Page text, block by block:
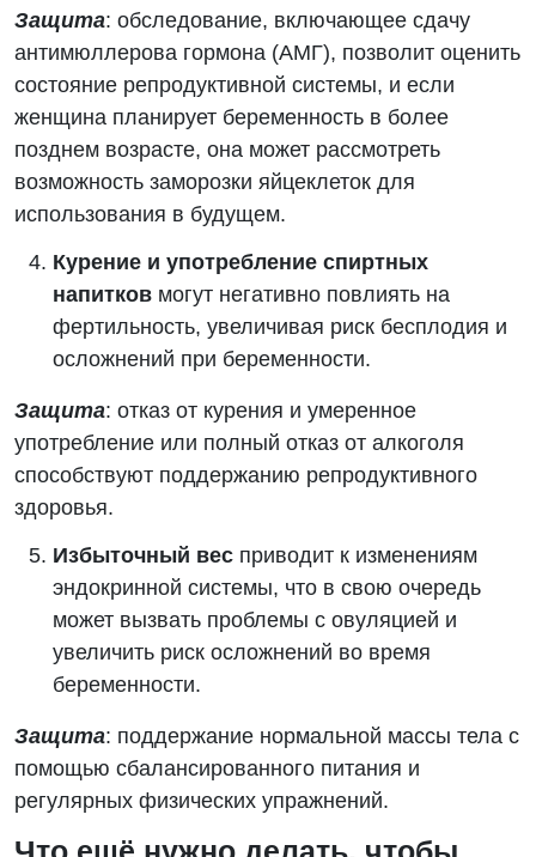
Защита: обследование, включающее сдачу
антимюллерова гормона (АМГ), позволит оценить
состояние репродуктивной системы, и если
женщина планирует беременность в более
позднем возрасте, она может рассмотреть
возможность заморозки яйцеклеток для
использования в будущем.
Курение и употребление спиртных
напитков могут негативно повлиять на
фертильность, увеличивая риск бесплодия и
осложнений при беременности.
Защита: отказ от курения и умеренное
употребление или полный отказ от алкоголя
способствуют поддержанию репродуктивного
здоровья.
Избыточный вес приводит к изменениям
эндокринной системы, что в свою очередь
может вызвать проблемы с овуляцией и
увеличить риск осложнений во время
беременности.
Защита: поддержание нормальной массы тела с
помощью сбалансированного питания и
регулярных физических упражнений.